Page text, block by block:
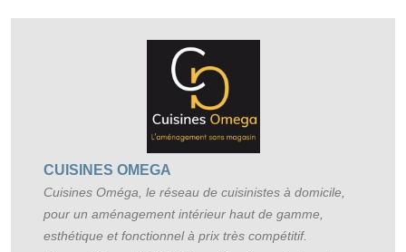
CUISINES OMEGA
Cuisines Oméga, le réseau de cuisinistes à domicile,
pour un aménagement intérieur haut de gamme,
esthétique et fonctionnel à prix très compétitif.